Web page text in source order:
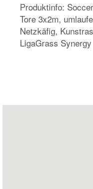
Produktinfo:
Tore 3x2m,
Netzkäfig,
LigaGrass Synergy